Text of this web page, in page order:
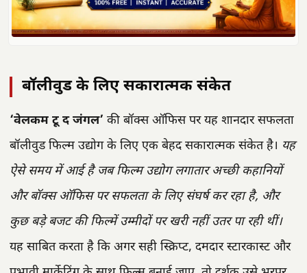
बॉलीवुड के लिए सकारात्मक संकेत
‘वेलकम टू द जंगल’ की बॉक्स ऑफिस पर यह शानदार सफलता
बॉलीवुड फिल्म उद्योग के लिए एक बेहद सकारात्मक संकेत है। यह
ऐसे समय में आई है जब फिल्म उद्योग लगातार अच्छी कहानियों
और बॉक्स ऑफिस पर सफलता के लिए संघर्ष कर रहा है, और
कुछ बड़े बजट की फिल्में उम्मीदों पर खरी नहीं उतर पा रही थीं।
यह साबित करता है कि अगर सही स्क्रिप्ट, दमदार स्टारकास्ट और